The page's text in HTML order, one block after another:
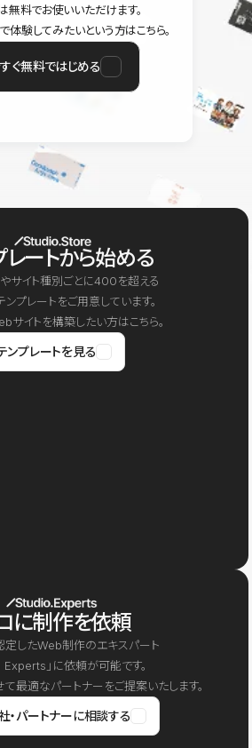
無料でお使いいただけます。
体験してみたいという方はこちら。
ぐ無料ではじめる
レートから始める
サイト種別ごとに400を超える
プレートをご用意しています。
サイトを構築したい方はこちら。
ンプレートを見る
に制作を依頼
したWeb制作のエキスパート
Experts」に依頼が可能です。
最適なパートナーをご提案いたします。
・パートナーに相談する